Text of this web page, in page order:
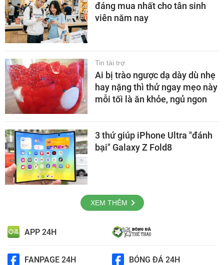
đáng mua nhất cho tân sinh
viên năm nay
Tin tài trợ
Ai bị trào ngược dạ dày dù nhẹ
hay nặng thì thử ngay mẹo này
mỗi tối là ăn khỏe, ngủ ngon
3 thứ giúp iPhone Ultra "đánh
bại" Galaxy Z Fold8
XEM THÊM
APP 24H
FANPAGE 24H BÓNG ĐÁ 24H